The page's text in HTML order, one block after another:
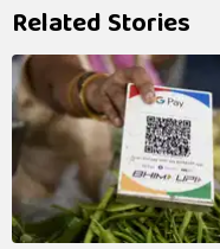
Related Stories